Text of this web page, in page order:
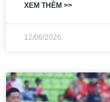
XEM THÊM >>
12/06/2026